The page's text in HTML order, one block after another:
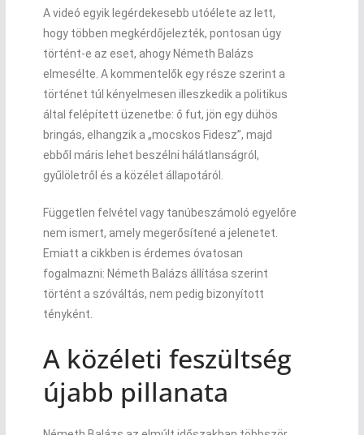
A videó egyik legérdekesebb utóélete az lett,
hogy többen megkérdőjelezték, pontosan úgy
történt-e az eset, ahogy Németh Balázs
elmesélte. A kommentelők egy része szerint a
történet túl kényelmesen illeszkedik a politikus
által felépített üzenetbe: ő fut, jön egy dühös
bringás, elhangzik a „mocskos Fidesz”, majd
ebből máris lehet beszélni hálátlanságról,
gyűlöletről és a közélet állapotáról.
Független felvétel vagy tanúbeszámoló egyelőre
nem ismert, amely megerősítené a jelenetet.
Emiatt a cikkben is érdemes óvatosan
fogalmazni: Németh Balázs állítása szerint
történt a szóváltás, nem pedig bizonyított
tényként.
A közéleti feszültség
újabb pillanata